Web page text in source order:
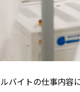
バイトの仕事内容